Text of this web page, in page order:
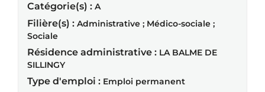
Catégorie(s) : A
Filière(s) : Administrative ; Médico-sociale ;
Sociale
Résidence administrative : LA BALME DE
SILLINGY
Type d'emploi : Emploi permanent